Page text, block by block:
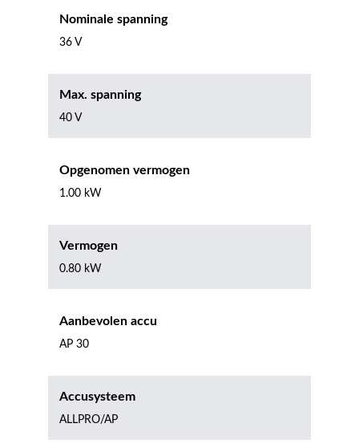
Nominale spanning
36 V
Max. spanning
40 V
Opgenomen vermogen
1.00 kW
Vermogen
0.80 kW
Aanbevolen accu
AP 30
Accusysteem
ALLPRO/AP